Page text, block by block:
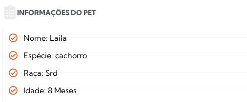
INFORMAÇÕES DO PET
Nome: Laila
Espécie: cachorro
Raça: Srd
Idade: 8 Meses